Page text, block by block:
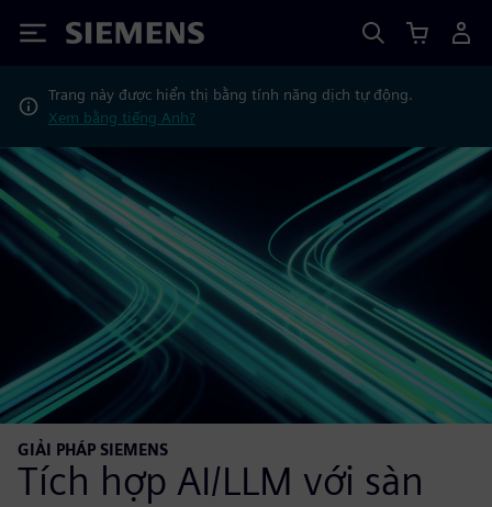
Siemens
Trang này được hiển thị bằng tính năng dịch tự động.
Xem bằng tiếng Anh?
GIẢI PHÁP SIEMENS
Tích hợp AI/LLM với sàn